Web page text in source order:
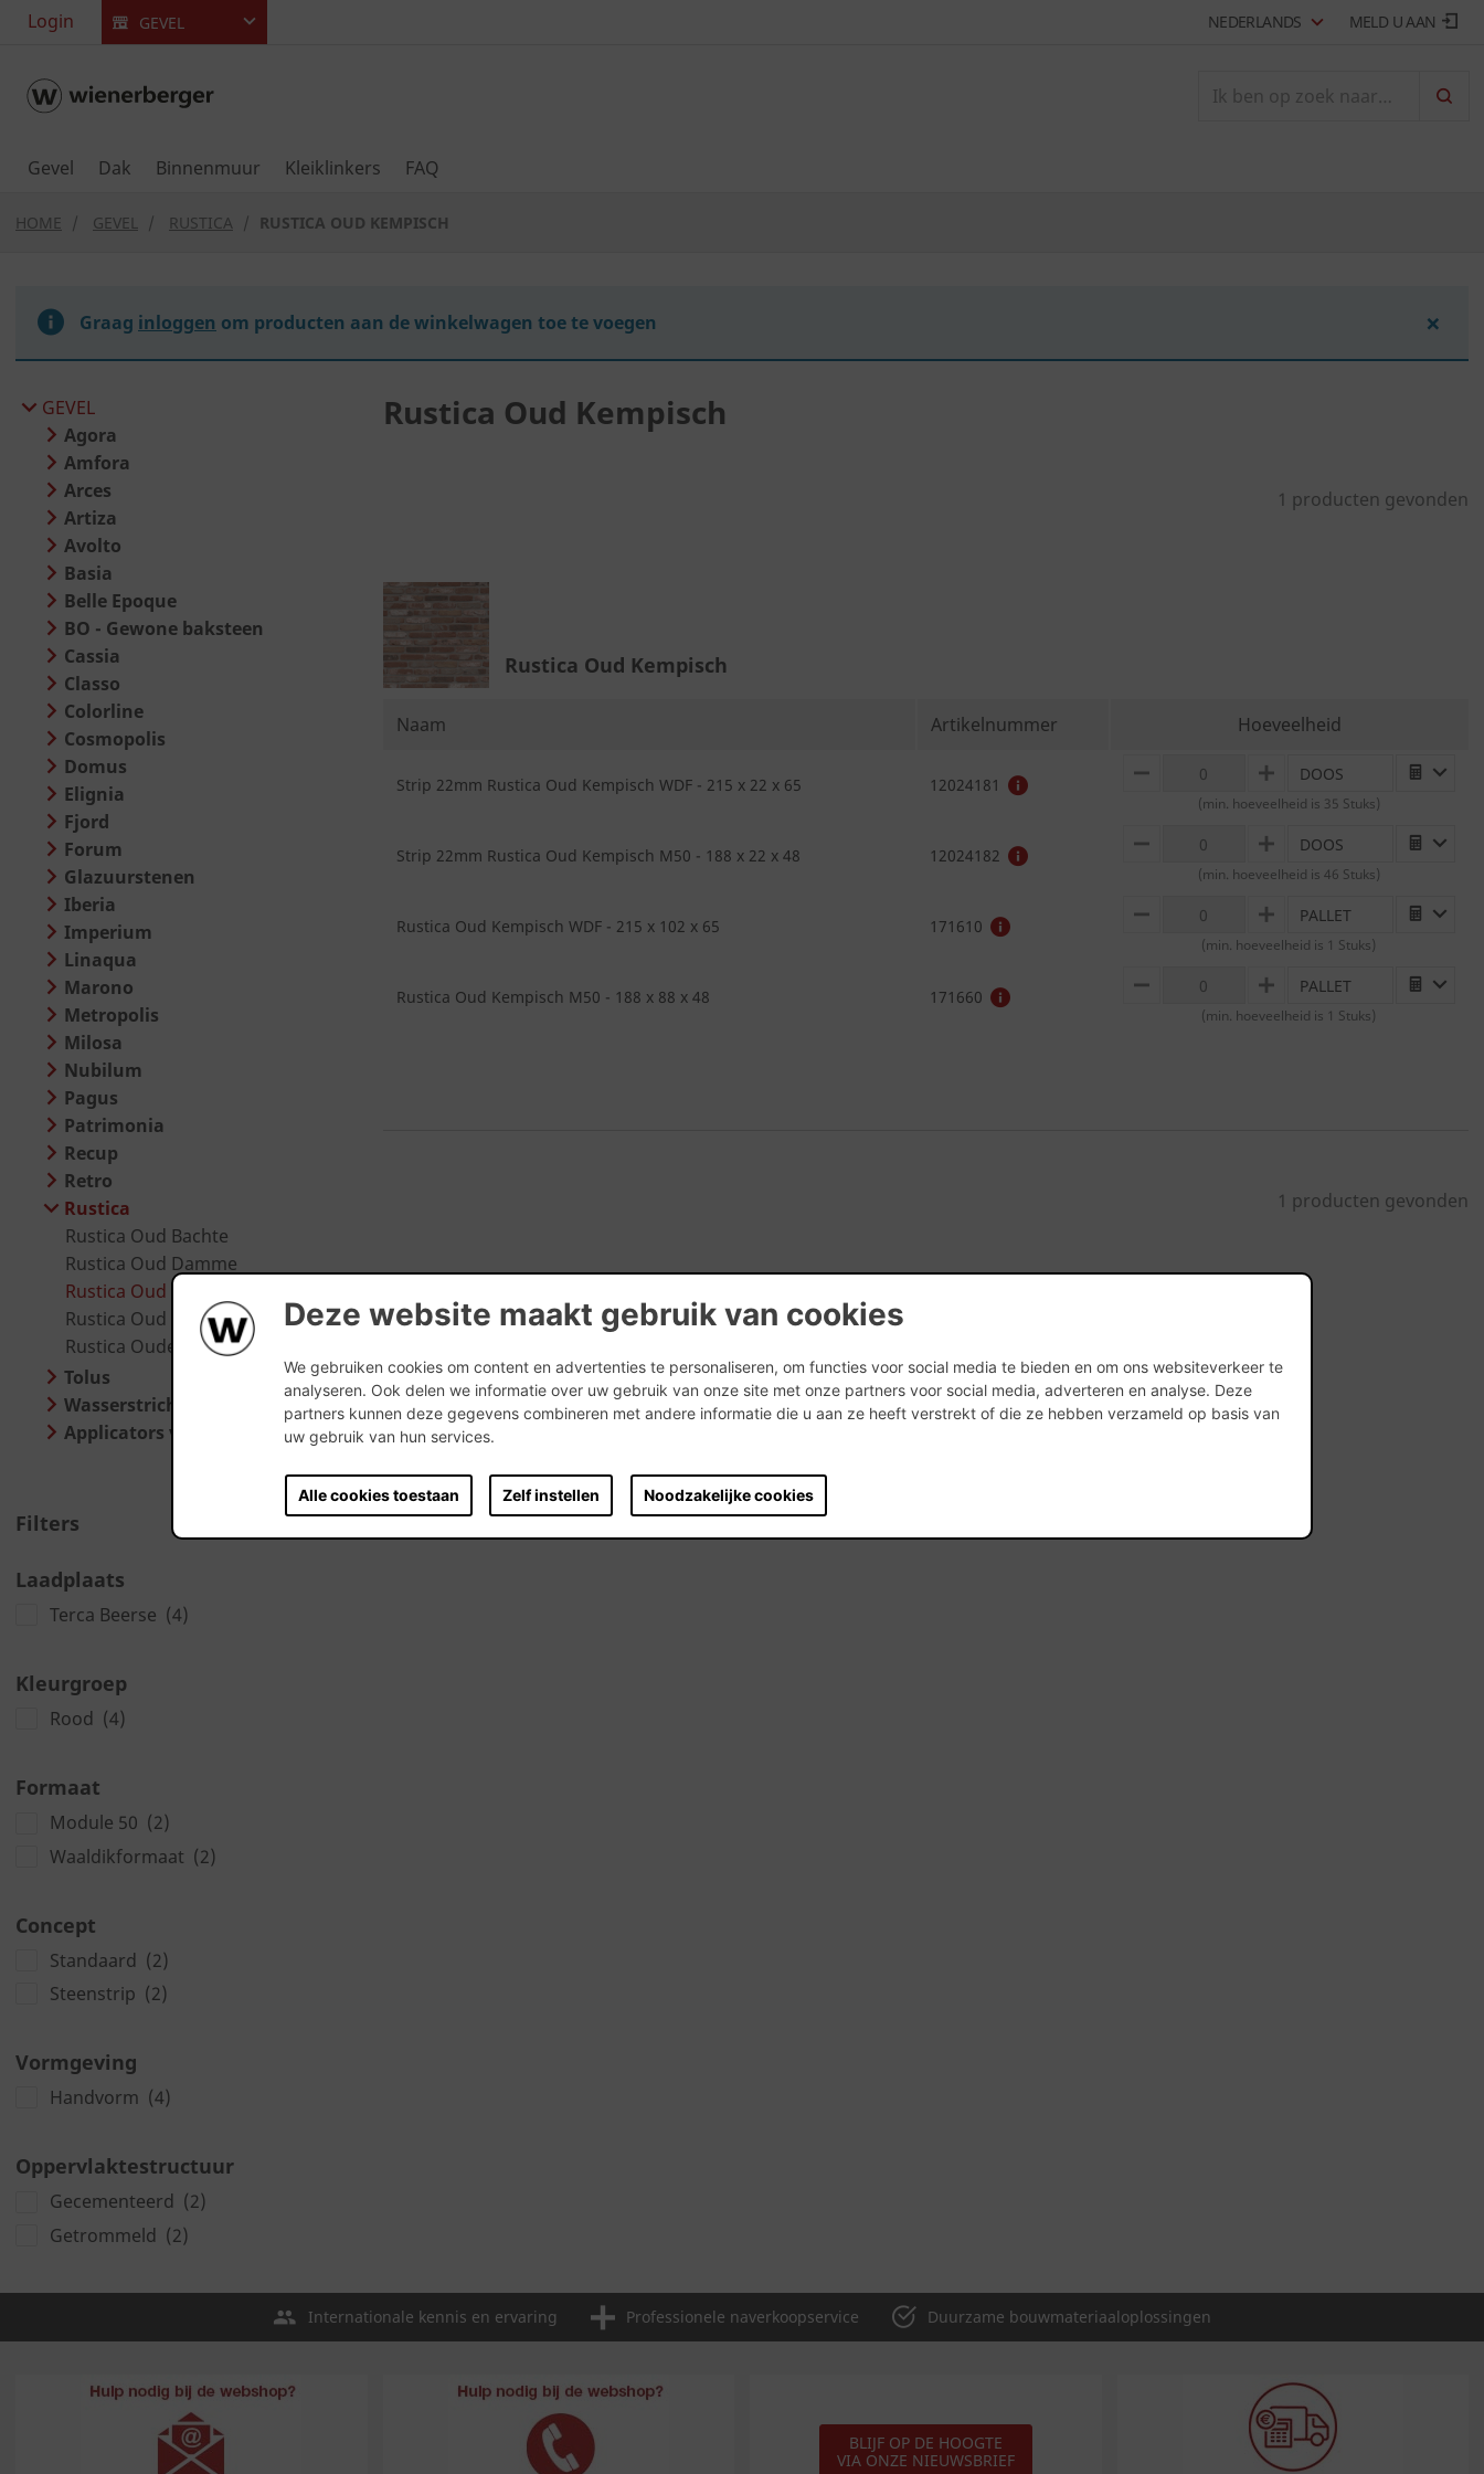
Deze website maakt gebruik van cookies
We gebruiken cookies om content en advertenties te personaliseren, om functies voor social media te bieden en om ons websiteverkeer te
analyseren. Ook delen we informatie over uw gebruik van onze site met onze partners voor social media, adverteren en analyse. Deze
partners kunnen deze gegevens combineren met andere informatie die u aan ze heeft verstrekt of die ze hebben verzameld op basis van
uw gebruik van hun services.
Alle cookies toestaan Zelf instellen Noodzakelijke cookies
text.skipToContent
text.skipToNavigation
Login GEVEL NEDERLANDS MELD U AAN
Gevel Dak Binnenmuur Kleiklinkers FAQ
HOME GEVEL RUSTICA RUSTICA OUD KEMPISCH
Graag inloggen om producten aan de winkelwagen toe te voegen ×
GEVEL
Agora
Amfora
Arces
Artiza
Avolto
Basia
Belle Epoque
BO - Gewone baksteen
Cassia
Classo
Colorline
Cosmopolis
Domus
Elignia
Fjord
Forum
Glazuurstenen
Iberia
Imperium
Linaqua
Marono
Metropolis
Milosa
Nubilum
Pagus
Patrimonia
Recup
Retro
Rustica
Rustica Oud Bachte
Rustica Oud Damme
Rustica Oud Kempisch
Rustica Oud Malle
Rustica Oude Veldsteen
Tolus
Wasserstrich Special
Applicators voor steenstrippen
Filters
Laadplaats
Terca Beerse (4)
Kleurgroep
Rood (4)
Formaat
Module 50 (2)
Waaldikformaat (2)
Concept
Standaard (2)
Steenstrip (2)
Vormgeving
Handvorm (4)
Oppervlaktestructuur
Gecementeerd (2)
Getrommeld (2)
Rustica Oud Kempisch
1 producten gevonden
Rustica Oud Kempisch
Naam Artikelnummer Hoeveelheid
Strip 22mm Rustica Oud Kempisch WDF - 215 x 22 x 65 12024181 MINUS PLUSDOOS
(min. hoeveelheid is 35 Stuks)
Strip 22mm Rustica Oud Kempisch M50 - 188 x 22 x 48 12024182 MINUS PLUSDOOS
(min. hoeveelheid is 46 Stuks)
Rustica Oud Kempisch WDF - 215 x 102 x 65 171610 MINUS PLUSPALLET
(min. hoeveelheid is 1 Stuks)
Rustica Oud Kempisch M50 - 188 x 88 x 48 171660 MINUS PLUSPALLET
(min. hoeveelheid is 1 Stuks)
1 producten gevonden
Internationale kennis en ervaring Professionele naverkoopservice Duurzame bouwmateriaaloplossingen
BLIJF OP DE HOOGTE
VIA ONZE NIEUWSBRIEF